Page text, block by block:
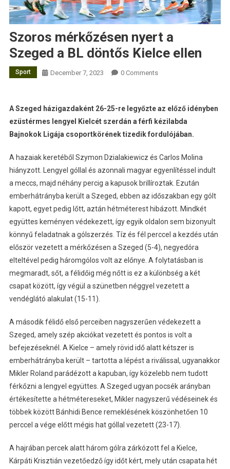
Szoros mérkőzésen nyert a
Szeged a BL döntős Kielce ellen
Sport December 7, 2023 0 Comments
A Szeged házigazdaként 26-25-re legyőzte az előző idényben
ezüstérmes lengyel Kielcét szerdán a férfi kézilabda
Bajnokok Ligája csoportkörének tizedik fordulójában.
A hazaiak keretéből Szymon Dzialakiewicz és Carlos Molina
hiányzott. Lengyel góllal és azonnali magyar egyenlítéssel indult
a meccs, majd néhány percig a kapusok brillíroztak. Ezután
emberhátrányba került a Szeged, ebben az időszakban egy gólt
kapott, egyet pedig lőtt, aztán hétméterest hibázott. Mindkét
együttes keményen védekezett, így egyik oldalon sem bizonyult
könnyű feladatnak a gólszerzés. Tíz és fél perccel a kezdés után
először vezetett a mérkőzésen a Szeged (5-4), negyedóra
elteltével pedig háromgólos volt az előnye. A folytatásban is
megmaradt, sőt, a félidőig még nőtt is ez a különbség a két
csapat között, így végül a szünetben néggyel vezetett a
vendéglátó alakulat (15-11).
A második félidő első perceiben nagyszerűen védekezett a
Szeged, amely szép akciókat vezetett és pontos is volt a
befejezéseknél. A Kielce – amely rövid idő alatt kétszer is
emberhátrányba került – tartotta a lépést a riválissal, ugyanakkor
Mikler Roland parádézott a kapuban, így közelebb nem tudott
férkőzni a lengyel együttes. A Szeged ugyan pocsék arányban
értékesítette a hétmétereseket, Mikler nagyszerű védéseinek és
többek között Bánhidi Bence remeklésének köszönhetően 10
perccel a vége előtt mégis hat góllal vezetett (23-17).
A hajrában percek alatt három gólra zárkózott fel a Kielce,
Kárpáti Krisztián vezetőedző így időt kért, mely után csapata hét